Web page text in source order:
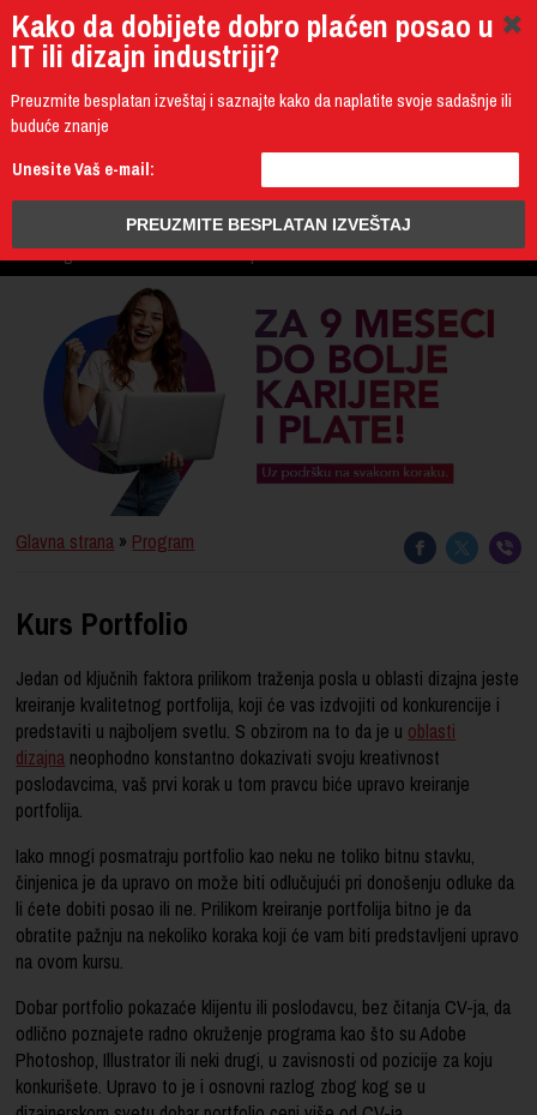
Kako da dobijete dobro plaćen posao u
IT ili dizajn industriji?
Preuzmite besplatan izveštaj i saznajte kako da naplatite svoje sadašnje ili
buduće znanje
Unesite Vaš e-mail: 011 4011 200
UPIS
ŠTA DOBIJATE
UČENJE NA DALJINU
DIPLOME I SERTIFIKATI
O IT AKADEMIJI
Programming Administration
3D Design & CAD
Mobile Development
Glavna strana » Program
Kurs Portfolio
Jedan od ključnih faktora prilikom traženja posla u oblasti dizajna jeste
kreiranje kvalitetnog portfolija, koji će vas izdvojiti od konkurencije i
predstaviti u najboljem svetlu. S obzirom na to da je u oblasti
dizajna neophodno konstantno dokazivati svoju kreativnost
poslodavcima, vaš prvi korak u tom pravcu biće upravo kreiranje
portfolija.
Iako mnogi posmatraju portfolio kao neku ne toliko bitnu stavku,
činjenica je da upravo on može biti odlučujući pri donošenju odluke da
li ćete dobiti posao ili ne. Prilikom kreiranje portfolija bitno je da
obratite pažnju na nekoliko koraka koji će vam biti predstavljeni upravo
na ovom kursu.
Dobar portfolio pokazaće klijentu ili poslodavcu, bez čitanja CV-ja, da
odlično poznajete radno okruženje programa kao što su Adobe
Photoshop, Illustrator ili neki drugi, u zavisnosti od pozicije za koju
konkurišete. Upravo to je i osnovni razlog zbog kog se u